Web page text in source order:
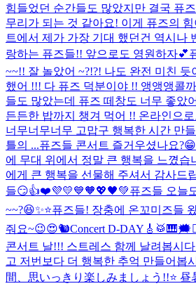
힘들었던 순간들도 많았지만 결국 퓨
무리가 되는 것 같아요! 이게 퓨즈의
트에서 제가 가장 기대 했던건 역시나
랑하는 퓨즈들!! 앞으로도 영원하자💕
~~!! 잘 놀았어 ~?!?! 나도 완전 미친 듯
했어 !!! 다 퓨즈 덕분이야 !! 앵앵앵콜
들도 많았는데 퓨즈 떼창도 너무 좋았
든든한 밥까지 챙겨 먹어 !! 온라인으
너무너무너무 고맙구 행복한 시간 만
틀의 ...퓨즈들 콘서트 즐거우셨나요
에 무대 위에서 정말 큰 행복을 느꼈습
에게 큰 행복을 선물해 주셔서 감사드
들😏👍❤️💜💛💙🧡💖🖤💚퓨즈들 오늘
~~?😆✨⭐️퓨즈들! 장충에 온꼬미즈들
줘요~😉😍🐿️Concert D-
콘서트 날!!! 스트레스 함께 날려봅시
고 저번보다 더 행복한 추억 만들어봅
間、思いっきり楽しみましょう!!⭐️